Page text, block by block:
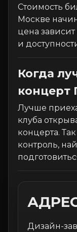
Стоимость
Москве
цена зависит
и
Когда
концерт
Лучше
клуба
концерта.
контроль,
Дизайн-